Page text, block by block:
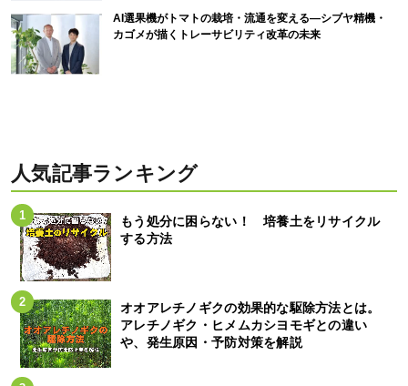
AI選果機がトマトの栽培・流通を変える―シブヤ精機・
カゴメが描くトレーサビリティ改革の未来
人気記事ランキング
もう処分に困らない！ 培養土をリサイクル
する方法
オオアレチノギクの効果的な駆除方法とは。
アレチノギク・ヒメムカシヨモギとの違い
や、発生原因・予防対策を解説